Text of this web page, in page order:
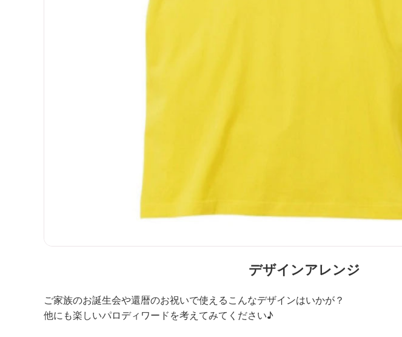
デザインアレンジ
ご家族のお誕生会や還暦のお祝いで使えるこんなデザインはいかが？
他にも楽しいパロディワードを考えてみてください♪